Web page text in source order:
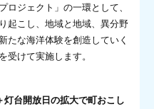
ロジェクト」の一環として、
起こし、地域と地域、異分野
たな海洋体験を創造していく
受けて実施します。
灯台開放日の拡大で町おこし